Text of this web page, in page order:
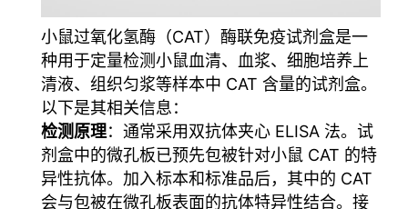
小鼠过氧化氢酶（CAT）酶联免疫试剂盒是一
种用于定量检测小鼠血清、血浆、细胞培养上
清液、组织匀浆等样本中 CAT 含量的试剂盒。
以下是其相关信息：
检测原理：通常采用双抗体夹心 ELISA 法。试
剂盒中的微孔板已预先包被针对小鼠 CAT 的特
异性抗体。加入标本和标准品后，其中的 CAT
会与包被在微孔板表面的抗体特异性结合。接